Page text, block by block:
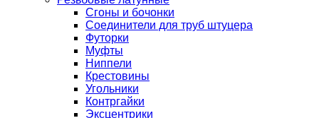
Сгоны и бочонки
Соединители для труб штуцера
Футорки
Муфты
Ниппели
Крестовины
Угольники
Контргайки
Эксцентрики